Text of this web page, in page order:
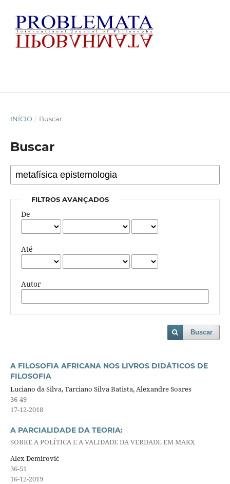
INÍCIO / Buscar
Buscar
FILTROS AVANÇADOS
De
Até
Autor
Buscar
A FILOSOFIA AFRICANA NOS LIVROS DIDÁTICOS DE
FILOSOFIA
Luciano da Silva, Tarciano Silva Batista, Alexandre Soares
36-49
17-12-2018
A PARCIALIDADE DA TEORIA:
SOBRE A POLÍTICA E A VALIDADE DA VERDADE EM MARX
Alex Demirović
36-51
16-12-2019